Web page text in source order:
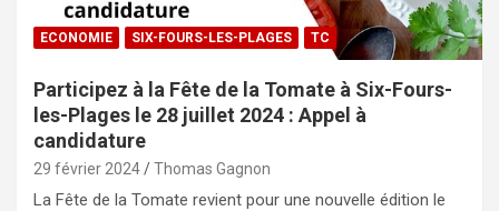
ECONOMIE SIX-FOURS-LES-PLAGES TC
Participez à la Fête de la Tomate à Six-Fours-
les-Plages le 28 juillet 2024 : Appel à
candidature
29 février 2024 Thomas Gagnon
La Fête de la Tomate revient pour une nouvelle édition le